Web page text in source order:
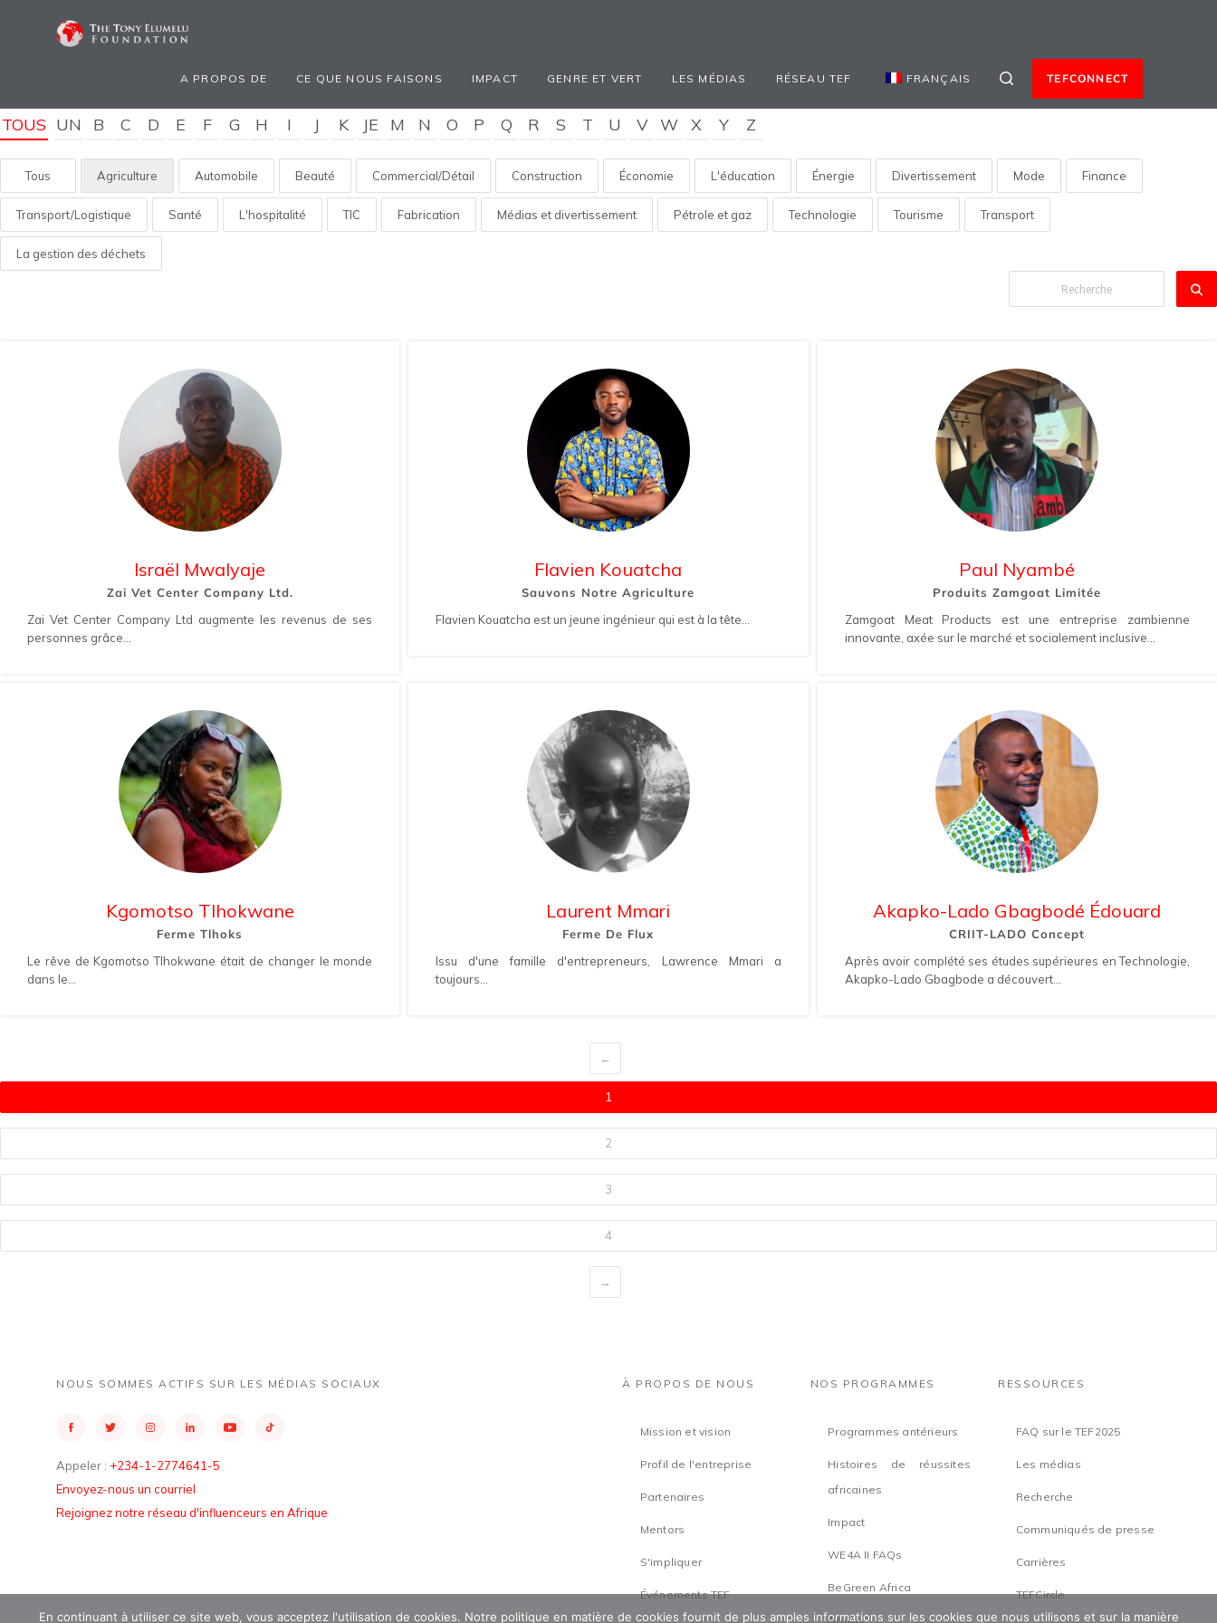
A PROPOS DE CE QUE NOUS FAISONS IMPACT GENRE ET VERT LES MÉDIAS RÉSEAU TEF FRANÇAIS TEFCONNECT
TOUS UN B C D E F G H I J K JE M N O P Q R S T U V W X Y Z
Tous Agriculture Automobile Beauté Commercial/Détail Construction Économie L'éducation Énergie Divertissement Mode Finance
Transport/Logistique Santé L'hospitalité TIC Fabrication Médias et divertissement Pétrole et gaz Technologie Tourisme Transport
La gestion des déchets
Israël Mwalyaje
Zai Vet Center Company Ltd.
Zai Vet Center Company Ltd augmente les revenus de ses
personnes grâce...
Flavien Kouatcha
Sauvons Notre Agriculture
Flavien Kouatcha est un jeune ingénieur qui est à la tête...
Paul Nyambé
Produits Zamgoat Limitée
Zamgoat Meat Products est une entreprise zambienne
innovante, axée sur le marché et socialement inclusive...
Kgomotso Tlhokwane
Ferme Tlhoks
Le rêve de Kgomotso Tlhokwane était de changer le monde
dans le...
Laurent Mmari
Ferme De Flux
Issu d'une famille d'entrepreneurs, Lawrence Mmari a
toujours...
Akapko-Lado Gbagbodé Édouard
CRIIT-LADO Concept
Après avoir complété ses études supérieures en Technologie,
Akapko-Lado Gbagbode a découvert...
←
1
2
3
4
→
NOUS SOMMES ACTIFS SUR LES MÉDIAS SOCIAUX
Appeler : +234-1-2774641-5
Envoyez-nous un courriel
Rejoignez notre réseau d'influenceurs en Afrique
À PROPOS DE NOUS
Mission et vision
Profil de l'entreprise
Partenaires
Mentors
S'impliquer
Événements TEF
NOS PROGRAMMES
Programmes antérieurs
Histoires de réussites
africaines
Impact
WE4A II FAQs
BeGreen Africa
Aguka
RESSOURCES
FAQ sur le TEF2025
Les médias
Recherche
Communiqués de presse
Carrières
TEFCircle
En continuant à utiliser ce site web, vous acceptez l'utilisation de cookies. Notre politique en matière de cookies fournit de plus amples informations sur les cookies que nous utilisons et sur la manière